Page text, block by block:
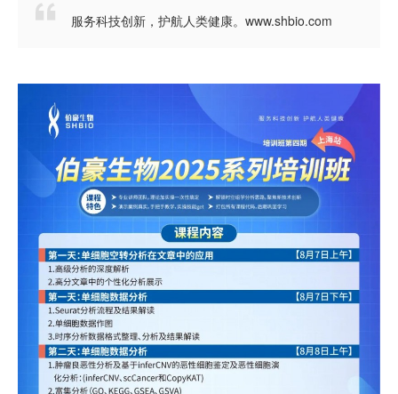
 服务科技创新，护航人类健康。www.shbio.com